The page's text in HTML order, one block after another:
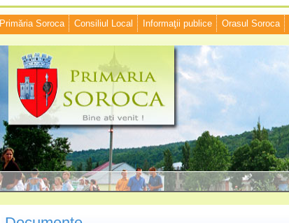
Primăria Soroca Consiliul Local Informaţii publice Orasul Soroca